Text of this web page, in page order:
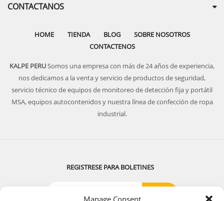
Manage Consent
CONTACTANOS
HOME TIENDA BLOG
SOBRE NOSOTROS
CONTACTENOS
KALPE PERUSomos una empresa con más de 24 años de experiencia,
nos dedicamos a la venta y servicio de productos de seguridad,
servicio técnico de equipos de monitoreo de detección fija y portátil
MSA, equipos autocontenidos y nuestra línea de confección de ropa
industrial.
REGISTRESE PARA BOLETINES